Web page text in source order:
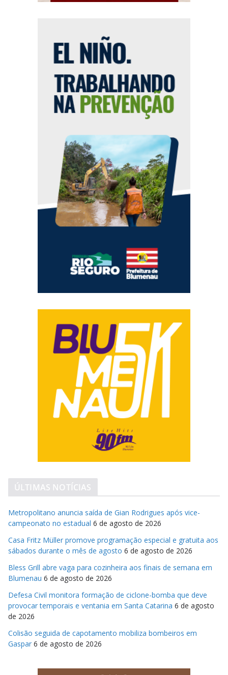
ÚLTIMAS NOTÍCIAS
Metropolitano anuncia saída de Gian Rodrigues após vice-
campeonato no estadual 6 de agosto de 2026
Casa Fritz Müller promove programação especial e gratuita aos
sábados durante o mês de agosto 6 de agosto de 2026
Bless Grill abre vaga para cozinheira aos finais de semana em
Blumenau 6 de agosto de 2026
Defesa Civil monitora formação de ciclone-bomba que deve
provocar temporais e ventania em Santa Catarina 6 de agosto
de 2026
Colisão seguida de capotamento mobiliza bombeiros em
Gaspar 6 de agosto de 2026